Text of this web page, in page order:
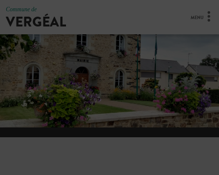
Commune de
VERGÉAL MENU